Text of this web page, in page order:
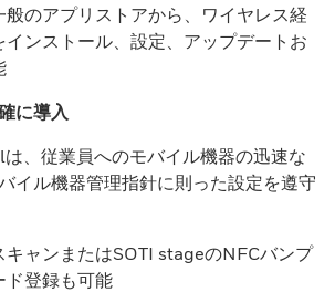
般のアプリストアから、ワイヤレス経
インストール、設定、アップデートお
に導入
、従業員へのモバイル機器の迅速な
イル機器管理指針に則った設定を遵守
キャンまたはSOTI stageのNFCバンプ
ド登録も可能